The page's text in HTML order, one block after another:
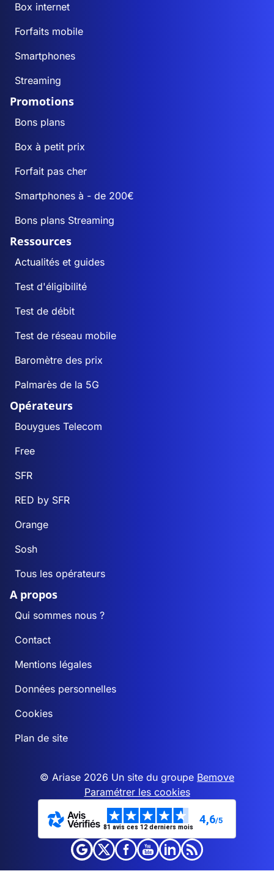
Box internet
Forfaits mobile
Smartphones
Streaming
Promotions
Bons plans
Box à petit prix
Forfait pas cher
Smartphones à - de 200€
Bons plans Streaming
Ressources
Actualités et guides
Test d'éligibilité
Test de débit
Test de réseau mobile
Baromètre des prix
Palmarès de la 5G
Opérateurs
Bouygues Telecom
Free
SFR
RED by SFR
Orange
Sosh
Tous les opérateurs
A propos
Qui sommes nous ?
Contact
Mentions légales
Données personnelles
Cookies
Plan de site
© Ariase 2026 Un site du groupe Bemove
Paramétrer les cookies
81 avis ces 12 derniers mois
4,6/5